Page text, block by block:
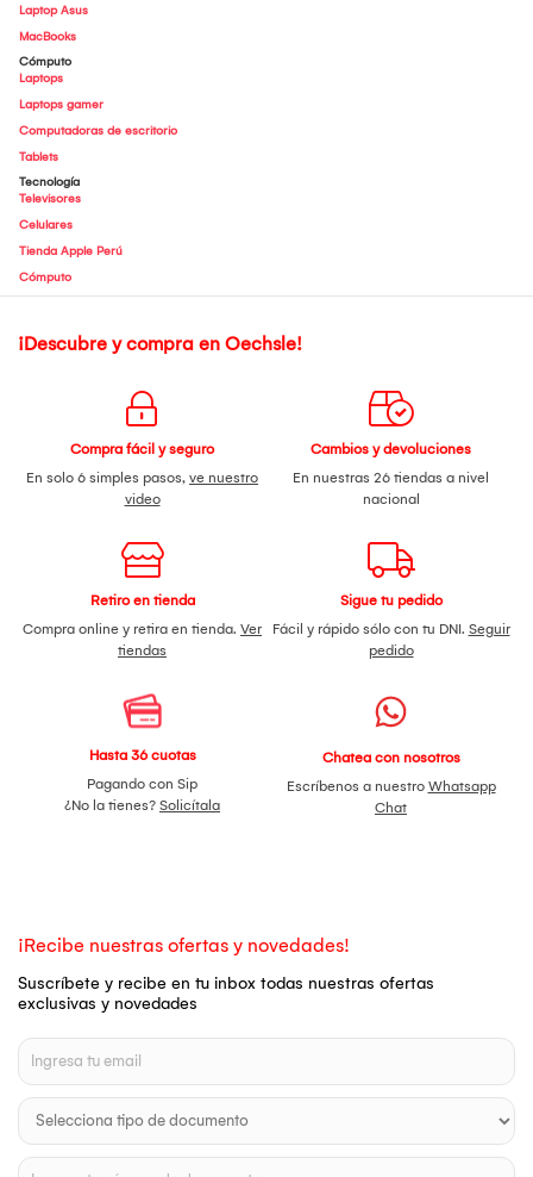
Laptop Asus
MacBooks
Cómputo
Laptops
Laptops gamer
Computadoras de escritorio
Tablets
Tecnología
Televisores
Celulares
Tienda Apple Perú
Cómputo
¡Descubre y compra en Oechsle!
Compra fácil y seguro
En solo 6 simples pasos, ve nuestro
video
Cambios y devoluciones
En nuestras 26 tiendas a nivel
nacional
Retiro en tienda
Compra online y retira en tienda. Ver
tiendas
Sigue tu pedido
Fácil y rápido sólo con tu DNI. Seguir
pedido
Hasta 36 cuotas
Pagando con Sip
¿No la tienes? Solicítala
Chatea con nosotros
Escríbenos a nuestro Whatsapp
Chat
¡Recibe nuestras ofertas y novedades!
Suscríbete y recibe en tu inbox todas nuestras ofertas
exclusivas y novedades